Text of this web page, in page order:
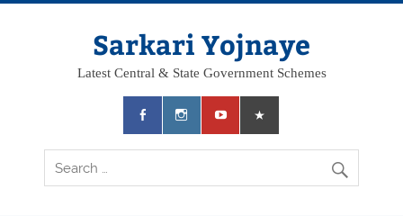
Skip
Sarkari Yojnaye
Latest Central & State Government Schemes